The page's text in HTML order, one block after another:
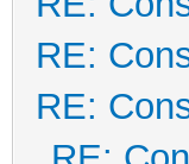
RE:
RE: